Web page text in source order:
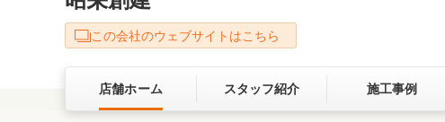
キッチン
洗面化粧室 トイレ
ベランダ・バルコニー ガーデンスペース
サービス向上・品質改善の取り組み
この会社のウェブサイトはこちら
店舗ホーム スタッフ紹介 施工事例